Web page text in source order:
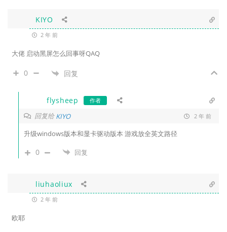
KIYO
2 年 前
大佬 启动黑屏怎么回事呀QAQ
0 回复
flysheep 作者
回复给KIYO 2 年 前
升级windows版本和显卡驱动版本 游戏放全英文路径
0 回复
liuhaoliux
2 年 前
欧耶